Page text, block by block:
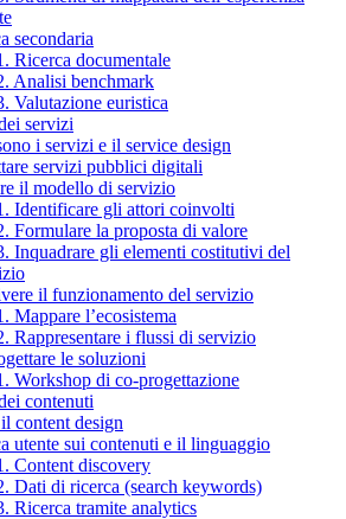
secondaria
Ricerca documentale
Analisi benchmark
Valutazione euristica
servizi
i servizi e il service design
servizi pubblici digitali
il modello di servizio
Identificare gli attori coinvolti
Formulare la proposta di valore
Inquadrare gli elementi costitutivi del
il funzionamento del servizio
Mappare l’ecosistema
Rappresentare i flussi di servizio
le soluzioni
Workshop di co-progettazione
contenuti
content design
utente sui contenuti e il linguaggio
Content discovery
Dati di ricerca (search keywords)
Ricerca tramite analytics